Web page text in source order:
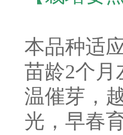
本品种适
苗龄2个月
温催芽，
光，早春